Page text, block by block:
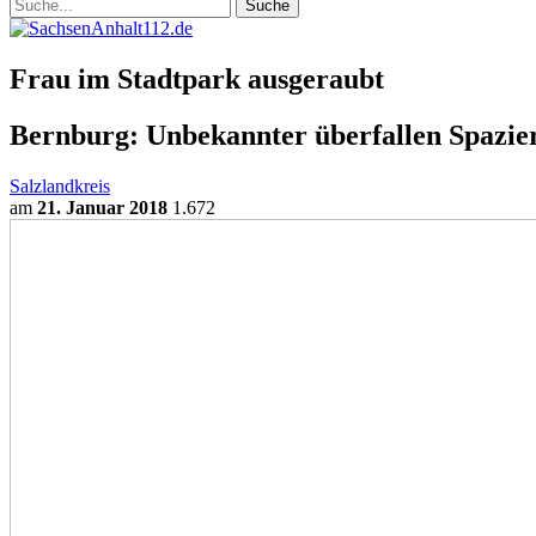
Frau im Stadtpark ausgeraubt
Bernburg: Unbekannter überfallen
Salzlandkreis
am 21. Januar 2018 1.672